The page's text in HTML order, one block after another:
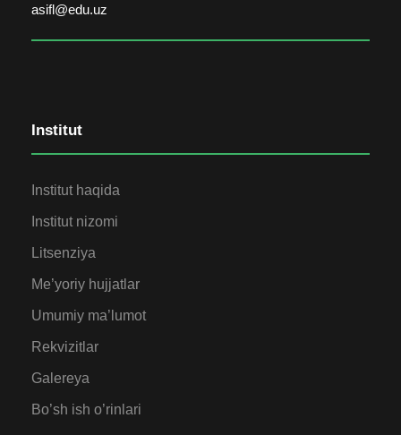
asifl@edu.uz
Institut
Institut haqida
Institut nizomi
Litsenziya
Me’yoriy hujjatlar
Umumiy ma’lumot
Rekvizitlar
Galereya
Bo’sh ish o’rinlari